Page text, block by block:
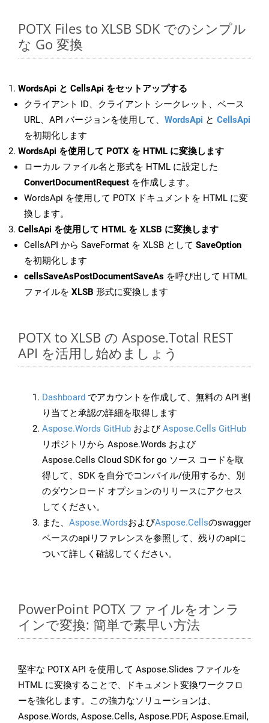
POTX Files to XLSB SDK でのシンプル
な Go 変換
WordsApi と CellsApi をセットアップする
クライアント ID、クライアント シークレット、ベース
URL、API バージョンを使用して、 WordsApi と CellsApi
を初期化します
WordsApi を使用して POTX を HTML に変換します
ローカル ファイル名と形式を HTML に設定した
ConvertDocumentRequest を作成します。
WordsApi を使用して POTX ドキュメントを HTML に変
換します。
CellsApi を使用して HTML を XLSB に変換します
CellsAPI から SaveFormat を XLSB として SaveOption
を初期化します
cellsSaveAsPostDocumentSaveAs を呼び出して HTML
ファイルを XLSB 形式に変換します
POTX to XLSB の Aspose.Total REST
API を活用し始めましょう
Dashboard でアカウントを作成して、無料の API 割
り当てと承認の詳細を取得します
Aspose.Words GitHub およびAspose.Cells GitHub
リポジトリから Aspose.Words および
Aspose.Cells Cloud SDK for go ソース コードを取
得して、SDK を自分でコンパイル/使用するか、別
のダウンロード オプションのリリースにアクセス
してください。
また、 Aspose.WordsおよびAspose.Cellsのswagger
ベースのapiリファレンスを参照して、残りのapiに
ついて詳しく確認してください。
PowerPoint POTX ファイルをオンラ
インで変換: 簡単で素早い方法
堅牢な POTX API を使用して Aspose.Slides ファイルを
HTML に変換することで、ドキュメント変換ワークフロ
ーを強化します。この強力なソリューションは、
Aspose.Words, Aspose.Cells, Aspose.PDF, Aspose.Email,